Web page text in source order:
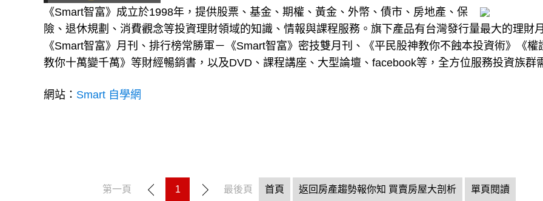
《Smart智富》成立於1998年，提供股票、基金、期權、黃金、外幣、債市、房地產、保
險、退休規劃、消費觀念等投資理財領域的知識、情報與課程服務。旗下產品有台灣發行量最大的理財
《Smart智富》月刊、排行榜常勝軍－《Smart智富》密技雙月刊、《平民股神教你不蝕本投資術》《權
教你十萬變千萬》等財經暢銷書，以及DVD、課程講座、大型論壇、facebook等，全方位服務投資族群
網站： Smart 自學網
第一頁 1 最後頁 首頁 返回房產趨勢報你知 買賣房屋大剖析 單頁閱讀